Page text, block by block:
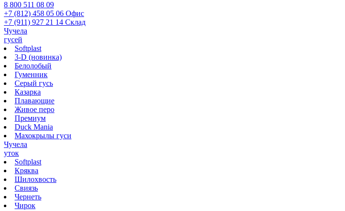
8 800 511 08 09
+7 (812) 458 05 06 Офис
+7 (911) 927 21 14 Склад
Чучела
гусей
Softplast
3-D (новинка)
Белолобый
Гуменник
Серый гусь
Казарка
Плавающие
Живое перо
Премиум
Duck Mania
Махокрылы гуси
Чучела
уток
Softplast
Кряква
Шилохвость
Свиязь
Чернеть
Чирок